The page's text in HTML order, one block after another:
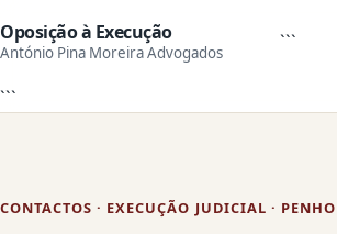
Oposição à Execução
António Pina Moreira Advogados ```
```
CONTACTOS · EXECUÇÃO JUDICIAL ·